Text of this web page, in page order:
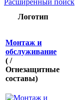
Логотип
Монтаж и
обслуживание
( /
Огнезащитные
составы)